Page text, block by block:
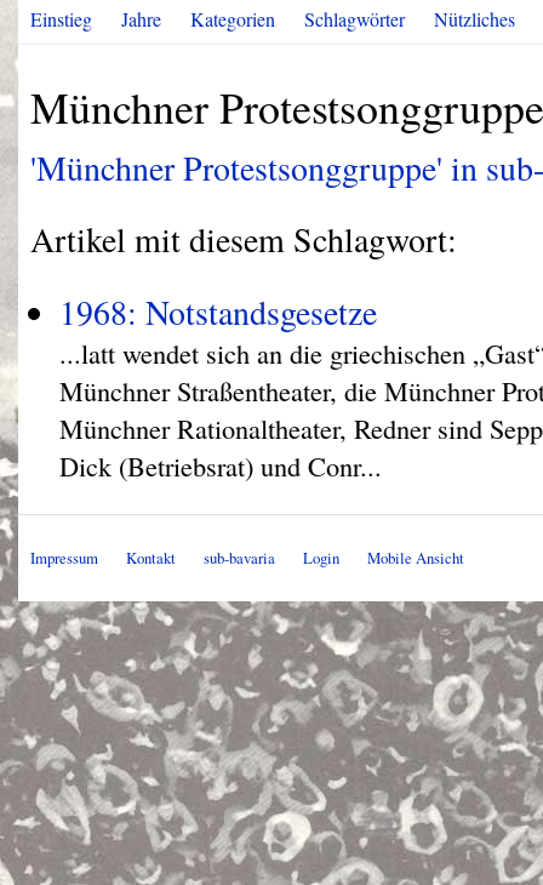
Einstieg Jahre Kategorien Schlagwörter Nützliches
Münchner Protestsonggruppe
'Münchner Protestsonggruppe' in
Artikel mit diesem Schlagwort:
1968: Notstandsgesetze
...latt wendet sich an die griechischen
Münchner Straßentheater, die Münchner
Münchner Rationaltheater, Redner sind
Dick (Betriebsrat) und Conr...
Impressum Kontakt sub-bavaria Login Mobile Ansicht